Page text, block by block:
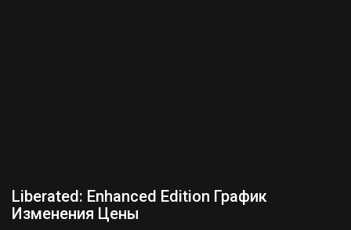
Liberated: Enhanced Edition График
Изменения Цены